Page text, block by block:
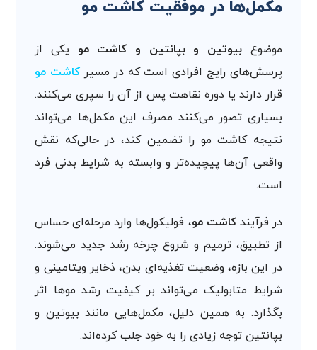
مکمل‌ها در موفقیت کاشت مو
موضوعبیوتین و بپانتین و کاشت مو یکی از
پرسش‌های رایج افرادی است که در مسیر کاشت مو
قرار دارند یا دوره نقاهت پس از آن را سپری می‌کنند.
بسیاری تصور می‌کنند مصرف این مکمل‌ها می‌تواند
نتیجه کاشت مو را تضمین کند، در حالی‌که نقش
واقعی آن‌ها پیچیده‌تر و وابسته به شرایط بدنی فرد
است.
در فرآیندکاشت مو، فولیکول‌ها وارد مرحله‌ای حساس
از تطبیق، ترمیم و شروع چرخه رشد جدید می‌شوند.
در این بازه، وضعیت تغذیه‌ای بدن، ذخایر ویتامینی و
شرایط متابولیک می‌تواند بر کیفیت رشد موها اثر
بگذارد. به همین دلیل، مکمل‌هایی مانند بیوتین و
بپانتین توجه زیادی را به خود جلب کرده‌اند.